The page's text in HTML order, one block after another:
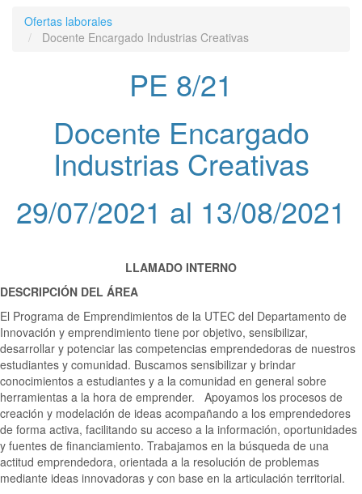
Ofertas laborales
Docente Encargado Industrias Creativas
PE 8/21
Docente Encargado
Industrias Creativas
29/07/2021 al 13/08/2021
LLAMADO INTERNO
DESCRIPCIÓN DEL ÁREA
El Programa de Emprendimientos de la UTEC del Departamento de
Innovación y emprendimiento tiene por objetivo, sensibilizar,
desarrollar y potenciar las competencias emprendedoras de nuestros
estudiantes y comunidad. Buscamos sensibilizar y brindar
conocimientos a estudiantes y a la comunidad en general sobre
herramientas a la hora de emprender. Apoyamos los procesos de
creación y modelación de ideas acompañando a los emprendedores
de forma activa, facilitando su acceso a la información, oportunidades
y fuentes de financiamiento. Trabajamos en la búsqueda de una
actitud emprendedora, orientada a la resolución de problemas
mediante ideas innovadoras y con base en la articulación territorial.